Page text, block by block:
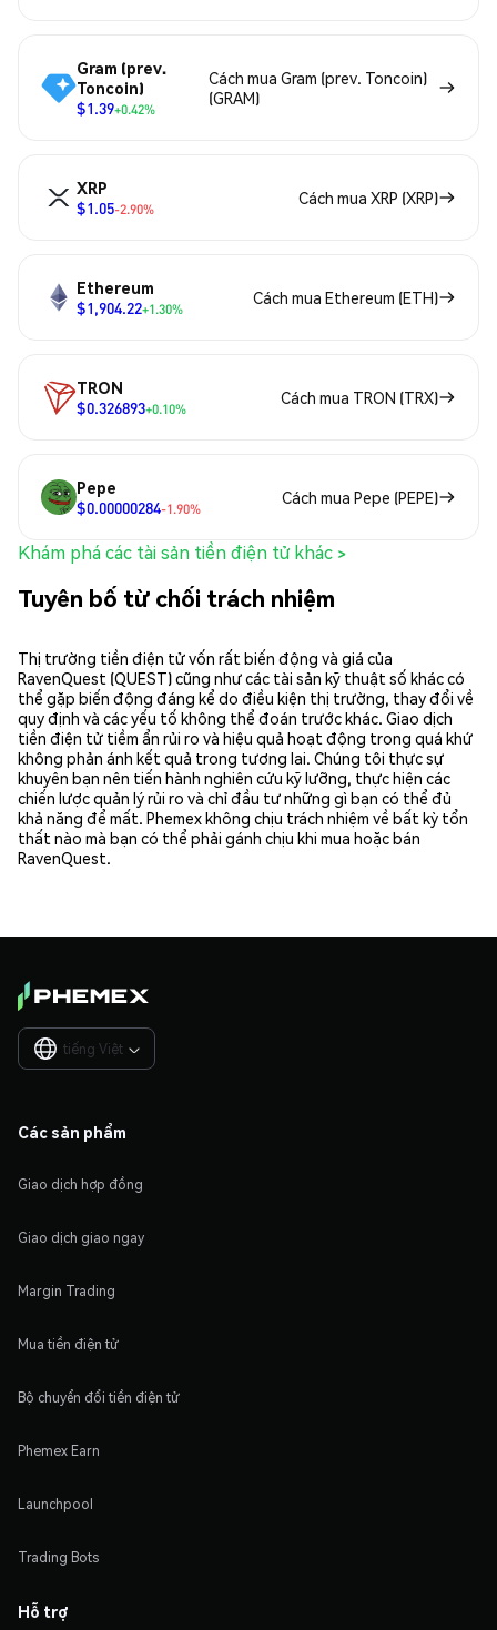
Gram (prev.
Toncoin)
$1.39+0.42%
Cách mua Gram (prev. Toncoin)
(GRAM)
XRP
$1.05-2.90%
Cách mua XRP (XRP)
Ethereum
$1,904.22+1.30%
Cách mua Ethereum (ETH)
TRON
$0.326893+0.10%
Cách mua TRON (TRX)
Pepe
$0.00000284-1.90%
Cách mua Pepe (PEPE)
Khám phá các tài sản tiền điện tử khác >
Tuyên bố từ chối trách nhiệm
Thị trường tiền điện tử vốn rất biến động và giá của
RavenQuest (QUEST) cũng như các tài sản kỹ thuật số khác có
thể gặp biến động đáng kể do điều kiện thị trường, thay đổi về
quy định và các yếu tố không thể đoán trước khác. Giao dịch
tiền điện tử tiềm ẩn rủi ro và hiệu quả hoạt động trong quá khứ
không phản ánh kết quả trong tương lai. Chúng tôi thực sự
khuyên bạn nên tiến hành nghiên cứu kỹ lưỡng, thực hiện các
chiến lược quản lý rủi ro và chỉ đầu tư những gì bạn có thể đủ
khả năng để mất. Phemex không chịu trách nhiệm về bất kỳ tổn
thất nào mà bạn có thể phải gánh chịu khi mua hoặc bán
RavenQuest.
tiếng Việt 
Các sản phẩm
Giao dịch hợp đồng
Giao dịch giao ngay
Margin Trading
Mua tiền điện tử
Bộ chuyển đổi tiền điện tử
Phemex Earn
Launchpool
Trading Bots
Hỗ trợ